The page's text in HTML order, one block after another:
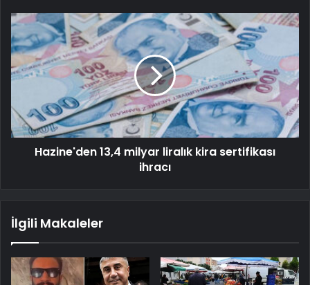
Hazine'den 13,4 milyar liralık kira sertifikası
ihracı
İlgili Makaleler